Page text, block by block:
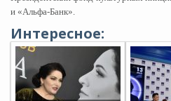
и «Альфа-Банк».
Интересное: